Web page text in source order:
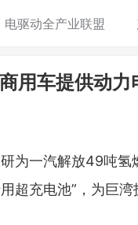
电驱动全产业联盟
用车提供动力
为一汽解放49吨
超充电池”，为巨